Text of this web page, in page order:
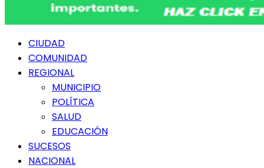
Menú
principal
CIUDAD
COMUNIDAD
REGIONAL
MUNICIPIO
POLÍTICA
SALUD
EDUCACIÓN
SUCESOS
NACIONAL